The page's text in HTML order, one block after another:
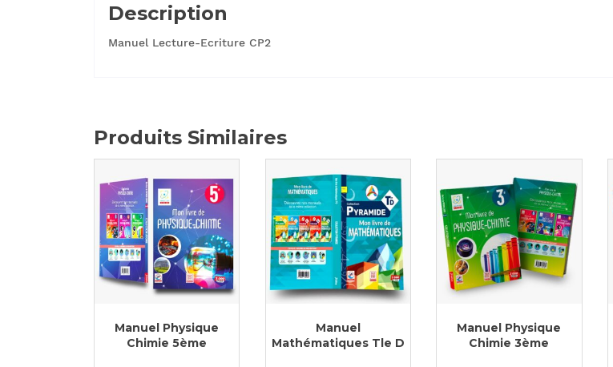
Description
Manuel Lecture-Ecriture CP2
Produits Similaires
Manuel Physique
Chimie 5ème
Manuel
Mathématiques Tle D
Manuel Physique
Chimie 3ème